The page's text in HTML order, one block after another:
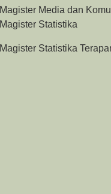
Magister Media dan
Magister Statistika
Magister Statistika